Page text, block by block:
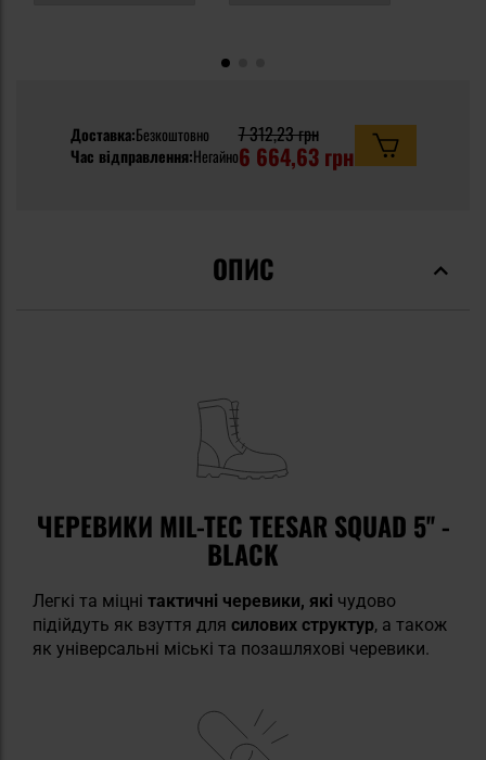
Доставка:Безкоштовно
Час відправлення:Негайно
7 312,23 грн
6 664,63 грн
ОПИС
ЧЕРЕВИКИ MIL-TEC TEESAR SQUAD 5'' -
BLACK
Легкі та міцні тактичні черевики, які чудово
підійдуть як взуття для силових структур, а також
як універсальні міські та позашляхові черевики.